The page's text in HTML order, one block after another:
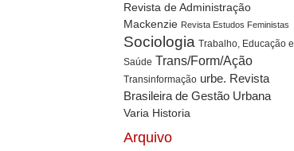
Revista de Administração
Mackenzie Revista Estudos Feministas
Sociologia Trabalho, Educação e
Saúde Trans/Form/Ação
Transinformação urbe. Revista
Brasileira de Gestão Urbana
Varia Historia
Arquivo